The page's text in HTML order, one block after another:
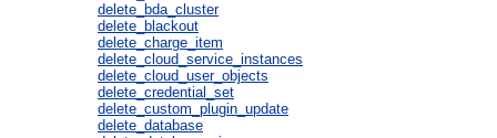
delete_bda_cluster
delete_blackout
delete_charge_item
delete_cloud_service_instances
delete_cloud_user_objects
delete_credential_set
delete_custom_plugin_update
delete_database